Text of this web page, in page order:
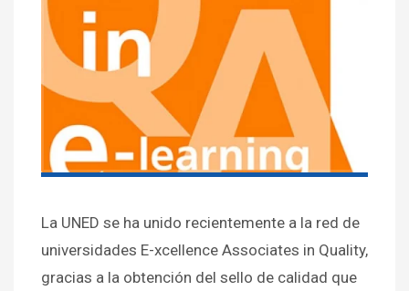
La UNED se ha unido recientemente a la red de
universidades E-xcellence Associates in Quality,
gracias a la obtención del sello de calidad que